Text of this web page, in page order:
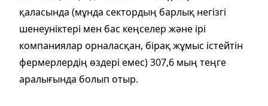
қаласында (мұнда сектордың барлық негізгі
шенеуніктері мен бас кеңселер және ірі
компаниялар орналасқан, бірақ жұмыс істейтін
фермерлердің өздері емес) 307,6 мың теңге
аралығында болып отыр.